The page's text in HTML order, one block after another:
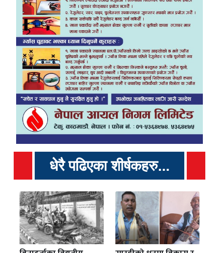
धेरै पढिएका शीर्षकहरु...